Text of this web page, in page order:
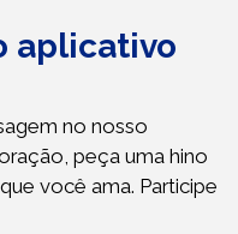
aplicativo
no nosso
peça uma hino
você ama. Participe